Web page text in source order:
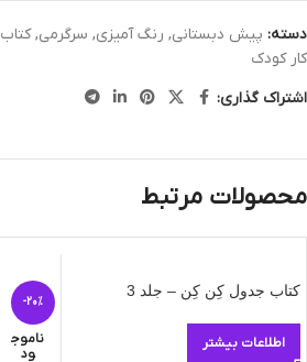
دسته: پیش دبستانی, رنگ آمیزی, سرگرمی, کتاب
کار کودک
اشتراک گذاری:
محصولات مرتبط
کتاب جدول کِن کِن – جلد 3
اطلاعات بیشتر
-20%
ناموج
ود